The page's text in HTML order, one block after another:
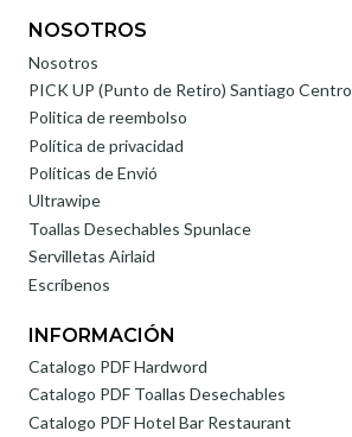
NOSOTROS
Nosotros
PICK UP (Punto de Retiro) Santiago Centro
Politica de reembolso
Política de privacidad
Políticas de Envió
Ultrawipe
Toallas Desechables Spunlace
Servilletas Airlaid
Escríbenos
INFORMACIÓN
Catalogo PDF Hardword
Catalogo PDF Toallas Desechables
Catalogo PDF Hotel Bar Restaurant